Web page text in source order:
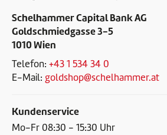
Schelhammer Capital Bank AG
Goldschmiedgasse 3-5
1010 Wien
Telefon: +43 1 534 34 0
E-Mail: goldshop@schelhammer.at
Kundenservice
Mo-Fr 08:30 - 15:30 Uhr